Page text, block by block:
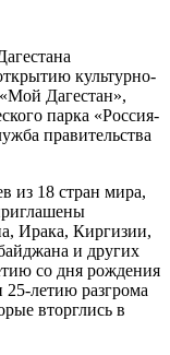
культурно-
Дагестан»,
парка «Россия-
правительства
из 18 стран мира,
Ирака, Киргизии,
и других
со дня рождения
25-летию разгрома
вторглись в